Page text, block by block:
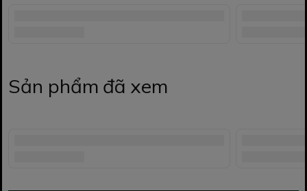
Sản phẩm đã xem